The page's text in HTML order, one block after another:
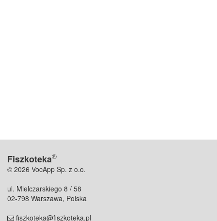
Fiszkoteka®
© 2026 VocApp Sp. z o.o.
ul. Mielczarskiego 8 / 58
02-798 Warszawa, Polska
fiszkoteka@fiszkoteka.pl